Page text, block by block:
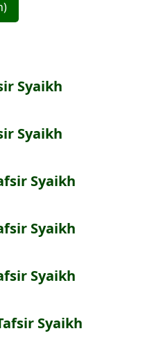
Syaikh
Syaikh
Syaikh
Syaikh
Syaikh
Syaikh